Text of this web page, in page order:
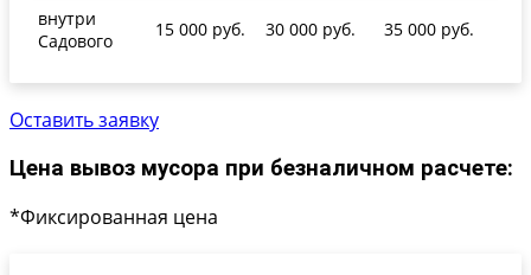
внутри
Садового
15 000 руб. 30 000 руб. 35 000 руб.
Оставить заявку
Цена вывоз мусора при безналичном расчете:
*Фиксированная цена